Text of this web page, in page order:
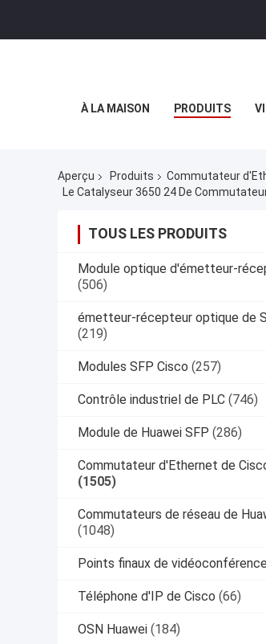
À LA MAISON PRODUITS
Aperçu Produits
Commutateur
TOUS LES PRODUITS
Module optique d'émetteur-
(506)
émetteur-récepteur optique de
(219)
Modules SFP Cisco (257)
Contrôle industriel de PLC (746)
Module de Huawei SFP (286)
Commutateur d'Ethernet de
(1505)
Commutateurs de réseau de
(1048)
Points finaux de vidéoconférence
Téléphone d'IP de Cisco (66)
OSN Huawei (184)